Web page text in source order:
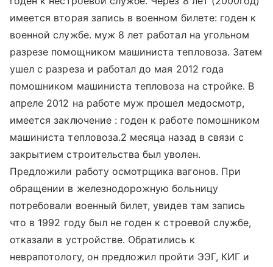
имеется вторая запись в военном билете: годен к
военной службе. муж 8 лет работал на угольном
разрезе помощником машиниста тепловоза. Затем
ушел с разреза и работал до мая 2012 года
помошником машиниста тепловоза на стройке. В
апреле 2012 на работе муж прошел медосмотр,
имеется заключение : годен к работе помошником
машиниста тепловоза.2 месяца назад в связи с
закрытием строительства был уволен.
Предложили работу осмотрщика вагонов. При
обращении в железнодорожную больницу
потребовали военный билет, увидев там запись
что в 1992 году был не годен к строевой службе,
отказали в устройстве. Обратились к
неврапотологу, он предложил пройти ЭЭГ, КИГ и